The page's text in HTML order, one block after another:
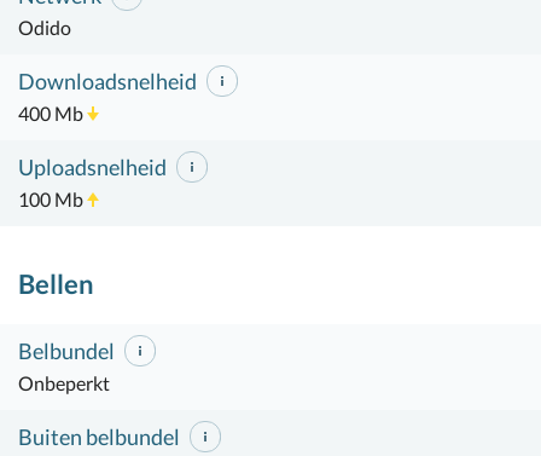
Odido
Downloadsnelheid
400 Mb
Uploadsnelheid
100 Mb
Bellen
Belbundel
Onbeperkt
Buiten belbundel